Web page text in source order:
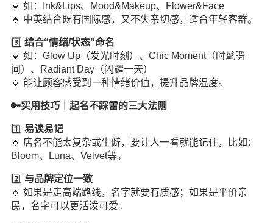
🔸 如：Ink&Lips、Mood&Makeup、Flower&Face
🔸 中英结合既有国际感，又不失亲切感，适合年轻客群。
3️⃣ 结合“情绪/状态”命名
🔸 如：Glow Up（发光时刻）、Chic Moment（时髦瞬
间）、Radiant Day（闪耀一天）
🔸 能让顾客感受到一种情绪价值，提升品牌温度。
🔑实用技巧｜起名不踩雷的三大法则
1️⃣ 易读易记
🔸 店名不能太复杂或生僻，要让人一看就能记住，比如：
Bloom、Luna、Velvet等。
2️⃣ 与品牌定位一致
🔸 如果是走高端路线，名字就要有质感；如果是平价亲
民，名字可以更活泼可爱。